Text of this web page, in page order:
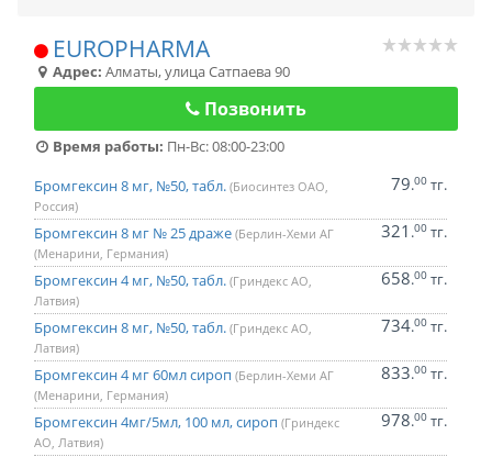
EUROPHARMA
Адрес: Алматы,улица Сатпаева 90
Позвонить
Время работы: Пн-Вс: 08:00-23:00
Бромгексин 8 мг, №50, табл. (Биосинтез ОАО,
Россия)
79.00 тг.
Бромгексин 8 мг № 25 драже (Берлин-Хеми АГ
(Менарини, Германия)
321 .00 тг.
Бромгексин 4 мг, №50, табл. (Гриндекс АО,
Латвия)
658.00 тг.
Бромгексин 8 мг, №50, табл. (Гриндекс АО,
Латвия)
734.00 тг.
Бромгексин 4 мг 60мл сироп (Берлин-Хеми АГ
(Менарини, Германия)
833.00 тг.
Бромгексин 4мг/5мл, 100 мл, сироп (Гриндекс
АО, Латвия)
978.00 тг.